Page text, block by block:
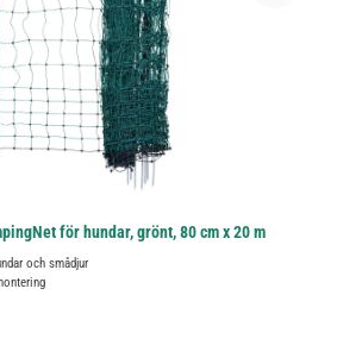
för hundar, grönt, 80 cm x 20 m
och smådjur